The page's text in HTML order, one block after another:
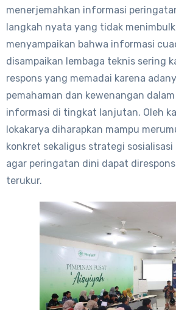
menerjemahkan informasi
langkah nyata yang tidak
menyampaikan bahwa informasi
disampaikan lembaga teknis sering
respons yang memadai karena
pemahaman dan kewenangan
informasi di tingkat lanjutan. Oleh
lokakarya diharapkan mampu
konkret sekaligus strategi sosialisasi
agar peringatan dini dapat
terukur.